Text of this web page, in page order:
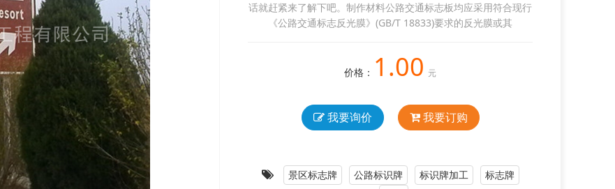
话就赶紧来了解下吧。制作材料公路交通标志板均应采用符合现行
《公路交通标志反光膜》(GB/T 18833)要求的反光膜或其
价格： 1.00 元
我要询价 我要订购
景区标志牌 公路标识牌 标识牌加工
标志牌